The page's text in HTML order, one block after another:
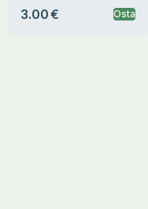
3.00 € Osta